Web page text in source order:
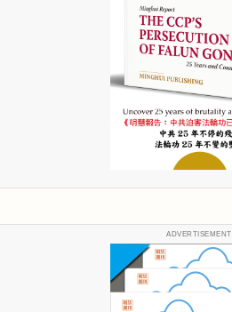
ADVERTISEMENT